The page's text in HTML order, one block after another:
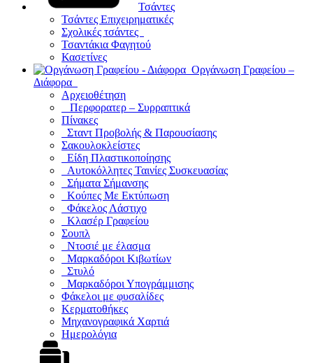
Τσάντες
Τσάντες Επιχειρηματικές
Σχολικές τσάντες
Τσαντάκια Φαγητού
Κασετίνες
Οργάνωση Γραφείου –
Διάφορα
Αρχειοθέτηση
Περφορατερ – Συρραπτικά
Πίνακες
Σταντ Προβολής & Παρουσίασης
Σακουλοκλείστες
Είδη Πλαστικοποίησης
Αυτοκόλλητες Ταινίες Συσκευασίας
Σήματα Σήμανσης
Κούπες Με Εκτύπωση
Φάκελος Λάστιχο
Κλασέρ Γραφείου
Σουπλ
Ντοσιέ με έλασμα
Μαρκαδόροι Κιβωτίων
Στυλό
Μαρκαδόροι Υπογράμμισης
Φάκελοι με φυσαλίδες
Κερματοθήκες
Μηχανογραφικά Χαρτιά
Ημερολόγια